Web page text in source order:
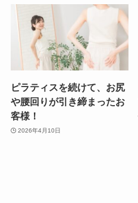
ピラティスを続けて、お尻
や腰回りが引き締まったお
客様！
2026年4月10日